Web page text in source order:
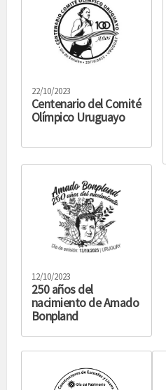
22/10/2023
Centenario del Comité
Olímpico Uruguayo
12/10/2023
250 años del
nacimiento de Amado
Bonpland